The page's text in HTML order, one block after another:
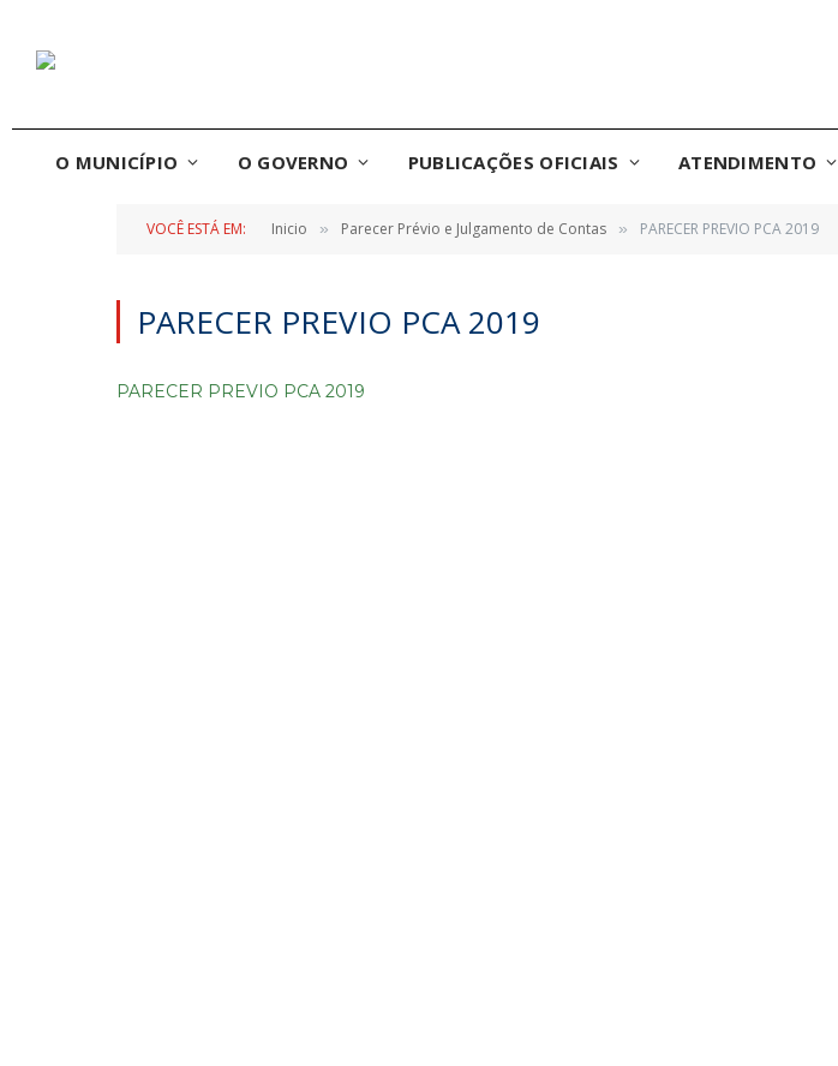
O MUNICÍPIO O GOVERNO PUBLICAÇÕES OFICIAIS ATENDIMENTO
VOCÊ ESTÁ EM: Inicio » Parecer Prévio e Julgamento de Contas » PARECER PREVIO PCA 2019
PARECER PREVIO PCA 2019
PARECER PREVIO PCA 2019